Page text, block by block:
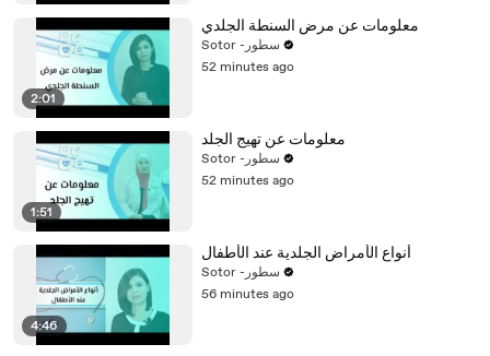
2:01
معلومات عن مرض السنطة الجلدي
Sotor -سطور
52 minutes ago
1:51
معلومات عن تهيج الجلد
Sotor -سطور
52 minutes ago
4:46
أنواع الأمراض الجلدية عند الأطفال
Sotor -سطور
56 minutes ago